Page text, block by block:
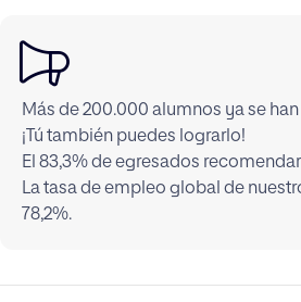
Más de 200.000 alumnos ya se
¡Tú también puedes lograrlo!
El 83,3% de egresados
La tasa de empleo global de
78,2%.